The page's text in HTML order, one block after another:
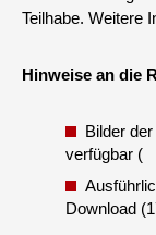
Teilhabe. Weitere
Hinweise an die
Bilder
verfügbar (
Download